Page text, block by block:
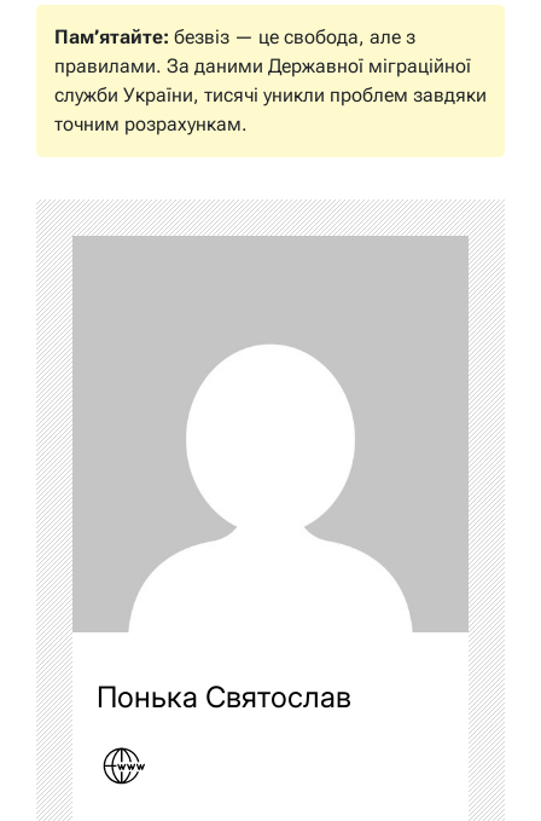
Пам’ятайте: безвіз — це свобода, але з
правилами. За даними Державної міграційної
служби України, тисячі уникли проблем завдяки
точним розрахункам.
Понька Святослав